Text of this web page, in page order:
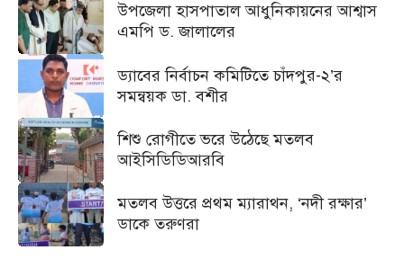
উপজেলা হাসপাতাল আধুনিকায়নের আশ্বাস
এমপি ড. জালালের
ড্যাবের নির্বাচন কমিটিতে চাঁদপুর-২’র
সমন্বয়ক ডা. বশীর
শিশু রোগীতে ভরে উঠেছে মতলব
আইসিডিডিআরবি
মতলব উত্তরে প্রথম ম্যারাথন, ‘নদী রক্ষার’
ডাকে তরুণরা